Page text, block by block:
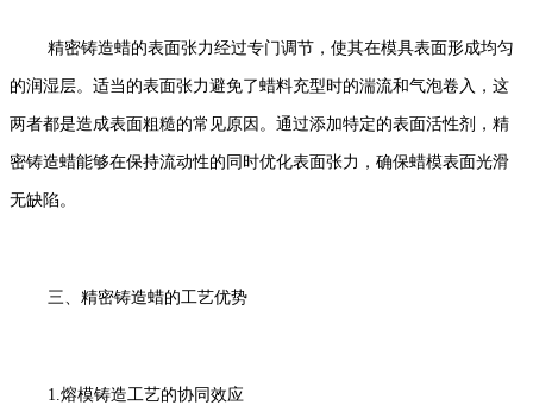
精密铸造蜡的表面张力经过专门调节，使其在模具表面形成均匀
的润湿层。适当的表面张力避免了蜡料充型时的湍流和气泡卷入，这
两者都是造成表面粗糙的常见原因。通过添加特定的表面活性剂，精
密铸造蜡能够在保持流动性的同时优化表面张力，确保蜡模表面光滑
无缺陷。
三、精密铸造蜡的工艺优势
1.熔模铸造工艺的协同效应